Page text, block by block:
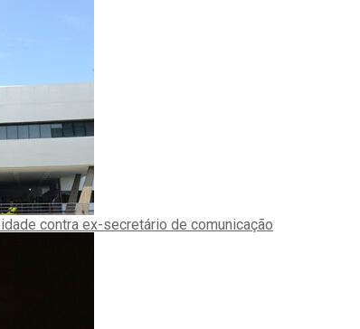
contra ex-secretário de comunicação